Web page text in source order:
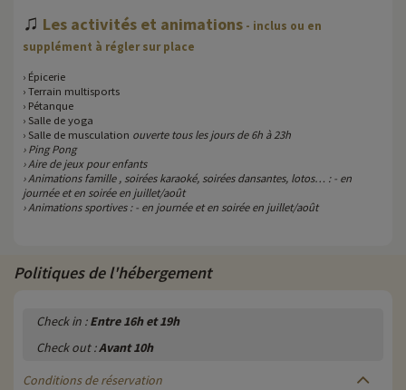
♫ Les activités et animations - inclus ou en
supplément à régler sur place
› Épicerie
› Terrain multisports
› Pétanque
› Salle de yoga
› Salle de musculation ouverte tous les jours de 6h à 23h
› Ping Pong
› Aire de jeux pour enfants
› Animations famille , soirées karaoké, soirées dansantes, lotos… : - en
journée et en soirée en juillet/août
› Animations sportives : - en journée et en soirée en juillet/août
Politiques de l'hébergement
Check in :Entre 16h et 19h
Check out :Avant 10h
Conditions de réservation